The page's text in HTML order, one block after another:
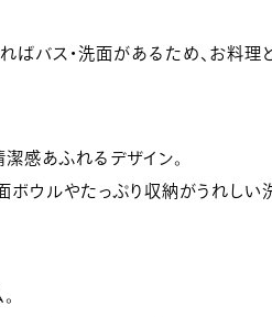
ばバス・洗面があるため、お料理
感あふれるデザイン。
ボウルやたっぷり収納がうれしい